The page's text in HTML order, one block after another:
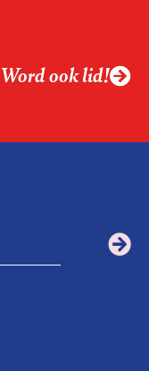
Word ook lid!